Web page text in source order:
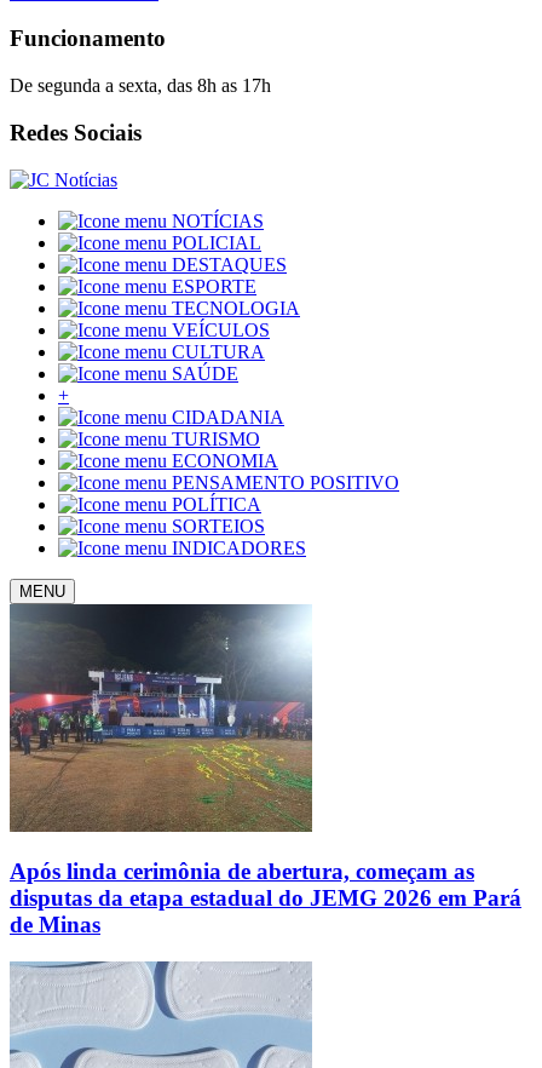
Funcionamento
De segunda a sexta, das 8h as 17h
Redes Sociais
NOTÍCIAS
POLICIAL
DESTAQUES
ESPORTE
TECNOLOGIA
VEÍCULOS
CULTURA
SAÚDE
+
CIDADANIA
TURISMO
ECONOMIA
PENSAMENTO POSITIVO
POLÍTICA
SORTEIOS
INDICADORES
MENU
Após linda cerimônia de abertura, começam as
disputas da etapa estadual do JEMG 2026 em Pará
de Minas